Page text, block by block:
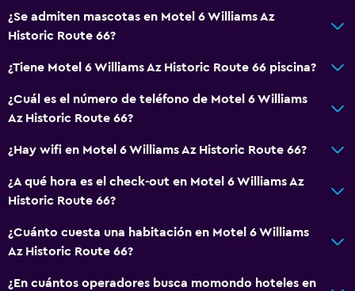
Estacionamiento gratuito
Zona de trabajo
General
Salud y seguridad
Limpieza diaria
¿Se admiten mascotas en Motel 6 Williams Az
Historic Route 66?
¿Tiene Motel 6 Williams Az Historic Route 66 piscina?
¿Cuál es el número de teléfono de Motel 6 Williams
Az Historic Route 66?
¿Hay wifi en Motel 6 Williams Az Historic Route 66?
¿A qué hora es el check-out en Motel 6 Williams Az
Historic Route 66?
¿Cuánto cuesta una habitación en Motel 6 Williams
Az Historic Route 66?
¿En cuántos operadores busca momondo hoteles en